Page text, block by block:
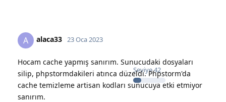
A alaca33
Seviye42
23 Oca 2023
Hocam cache yapmış sanırım. Sunucudaki dosyaları
silip, phpstormdakileri atınca düzeldi. Phpstorm'da
cache temizleme artisan kodları sunucuya etki etmiyor
sanırım.